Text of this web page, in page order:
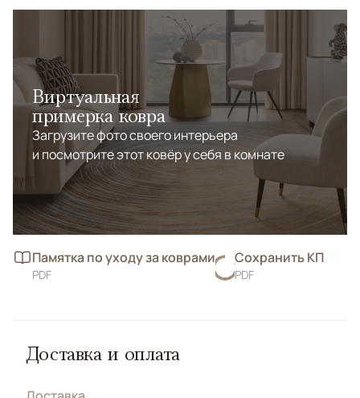
Виртуальная
примерка ковра
Загрузите фото своего интерьера
и посмотрите этот ковёр у себя в комнате
Памятка по уходу за коврами
PDF
Сохранить КП
PDF
Доставка и оплата